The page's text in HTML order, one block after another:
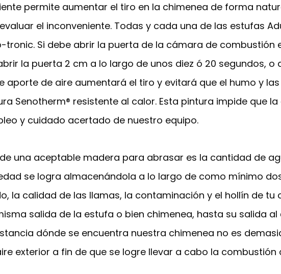
permite aumentar el tiro en la chimenea de forma
el inconveniente. Todas y cada una de las estufas
tronic. Si debe abrir la puerta de la cámara de combustión
la puerta 2 cm a lo largo de unos diez ó 20 segundos,
aporte de aire aumentará el tiro y evitará que el humo y
Senotherm® resistente al calor. Esta pintura impide que
y cuidado acertado de nuestro equipo.
una aceptable madera para abrasar es la cantidad de
se logra almacenándola a lo largo de como mínimo
la calidad de las llamas, la contaminación y el hollín de tu
salida de la estufa o bien chimenea, hasta su salida
dónde se encuentra nuestra chimenea no es
exterior a fin de que se logre llevar a cabo la